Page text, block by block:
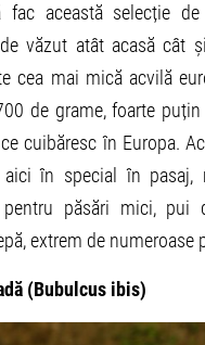
fac această selecție
văzut atât acasă cât
cea mai mică acvilă
de grame, foarte
cuibăresc în Europa.
în special în pasaj,
pentru păsări mici, pui
extrem de numeroase
(Bubulcus ibis)